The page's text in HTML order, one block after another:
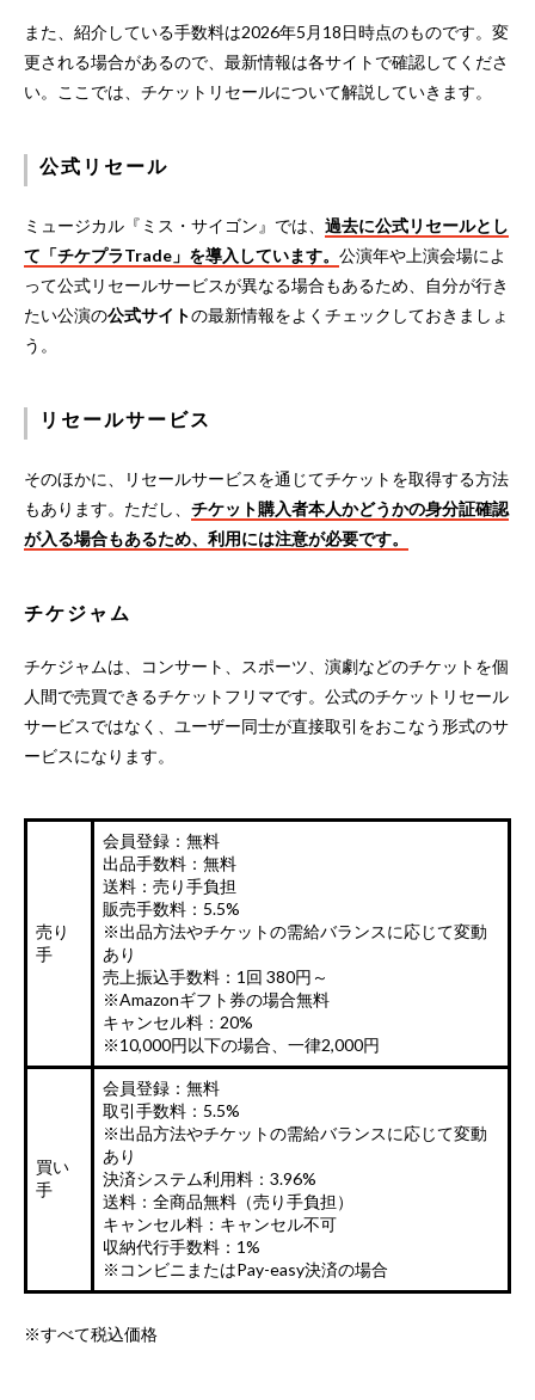
また、紹介している手数料は2026年5月18日時点のものです。変
更される場合があるので、最新情報は各サイトで確認してくださ
い。ここでは、チケットリセールについて解説していきます。
公式リセール
ミュージカル『ミス・サイゴン』では、 過去に公式リセールとし
て「チケプラTrade」を導入しています。 公演年や上演会場によ
って公式リセールサービスが異なる場合もあるため、自分が行き
たい公演の公式サイトの最新情報をよくチェックしておきましょ
う。
リセールサービス
そのほかに、リセールサービスを通じてチケットを取得する方法
もあります。ただし、 チケット購入者本人かどうかの身分証確認
が入る場合もあるため、利用には注意が必要です。
チケジャム
チケジャムは、コンサート、スポーツ、演劇などのチケットを個
人間で売買できるチケットフリマです。公式のチケットリセール
サービスではなく、ユーザー同士が直接取引をおこなう形式のサ
ービスになります。
売り
手
会員登録：無料
出品手数料：無料
送料：売り手負担
販売手数料：5.5%
※出品方法やチケットの需給バランスに応じて変動
あり
売上振込手数料：1回 380円～
※Amazonギフト券の場合無料
キャンセル料：20%
※10,000円以下の場合、一律2,000円
買い
手
会員登録：無料
取引手数料：5.5%
※出品方法やチケットの需給バランスに応じて変動
あり
決済システム利用料：3.96%
送料：全商品無料（売り手負担）
キャンセル料：キャンセル不可
収納代行手数料：1%
※コンビニまたはPay-easy決済の場合
※すべて税込価格